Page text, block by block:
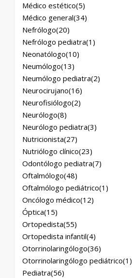
Médico estético(5)
Médico general(34)
Nefrólogo(20)
Nefrólogo pediatra(1)
Neonatólogo(10)
Neumólogo(13)
Neumólogo pediatra(2)
Neurocirujano(16)
Neurofisiólogo(2)
Neurólogo(8)
Neurólogo pediatra(3)
Nutricionista(27)
Nutriólogo clínico(23)
Odontólogo pediatra(7)
Oftalmólogo(48)
Oftalmólogo pediátrico(1)
Oncólogo médico(12)
Óptica(15)
Ortopedista(55)
Ortopedista infantil(4)
Otorrinolaringólogo(36)
Otorrinolaringólogo pediátrico(1)
Pediatra(56)